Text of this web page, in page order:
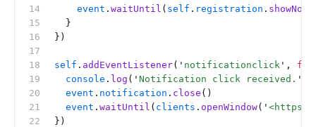
    event
. waitUntil ( self . registration .
  }
})
self . addEventListener( ' notificationclick ' ,
  console
. log ( ' Notification click received. '
  event
. notification . close ()
  event
. waitUntil ( clients . openWindow( ' <https://
})